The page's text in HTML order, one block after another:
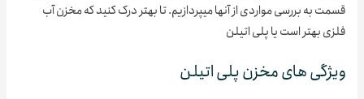
به بررسی مواردی از آنها میپردازیم. تا بهتر درک کنید که مخزن آب
بهتر است یا پلی اتیلن
های مخزن پلی اتیلن